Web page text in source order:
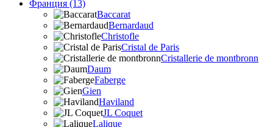
Франция (13)
Baccarat
Bernardaud
Christofle
Cristal de Paris
Cristallerie de montbronn
Daum
Faberge
Gien
Haviland
JL Coquet
Lalique